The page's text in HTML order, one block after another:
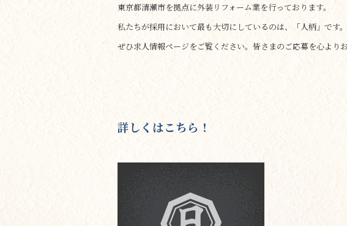
東京都清瀬市を拠点に外装リフォーム業を行っております。
私たちが採用において最も大切にしているのは、「人柄」です。
ぜひ求人情報ページをご覧ください。皆さまのご応募を心より
詳しくはこちら！